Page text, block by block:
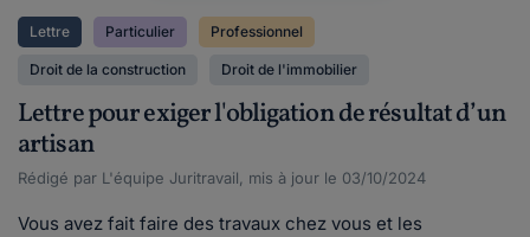
Lettre Particulier Professionnel
Droit de la construction Droit de l'immobilier
Lettre pour exiger l'obligation de résultat d’un
artisan
Rédigé par L'équipe Juritravail, mis à jour le 03/10/2024
Vous avez fait faire des travaux chez vous et les